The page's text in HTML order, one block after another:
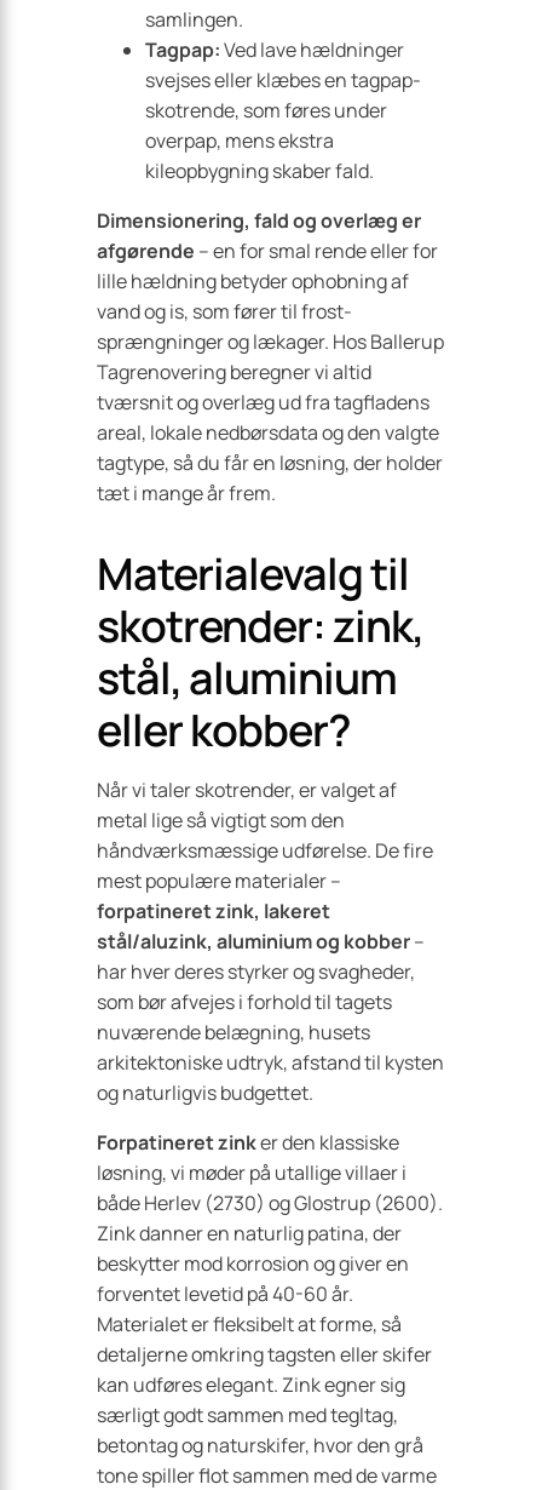
samlingen.
Tagpap:Ved lave hældninger
svejses eller klæbes en tagpap-
skotrende, som føres under
overpap, mens ekstra
kileopbygning skaber fald.
Dimensionering, fald og overlæg er
afgørende – en for smal rende eller for
lille hældning betyder ophobning af
vand og is, som fører til frost­
sprængninger og lækager. Hos Ballerup
Tagrenovering beregner vi altid
tværsnit og overlæg ud fra tagfladens
areal, lokale nedbørsdata og den valgte
tagtype, så du får en løsning, der holder
tæt i mange år frem.
Materialevalg til
skotrender: zink,
stål, aluminium
eller kobber?
Når vi taler skotrender, er valget af
metal lige så vigtigt som den
håndværksmæssige udførelse. De fire
mest populære materialer –
forpatineret zink, lakeret
stål/aluzink, aluminium og kobber–
har hver deres styrker og svagheder,
som bør afvejes i forhold til tagets
nuværende belægning, husets
arkitektoniske udtryk, afstand til kysten
og naturligvis budgettet.
Forpatineret zinker den klassiske
løsning, vi møder på utallige villaer i
både Herlev (2730) og Glostrup (2600).
Zink danner en naturlig patina, der
beskytter mod korrosion og giver en
forventet levetid på 40-60 år.
Materialet er fleksibelt at forme, så
detaljerne omkring tagsten eller skifer
kan udføres elegant. Zink egner sig
særligt godt sammen med tegltag,
betontag og naturskifer, hvor den grå
tone spiller flot sammen med de varme